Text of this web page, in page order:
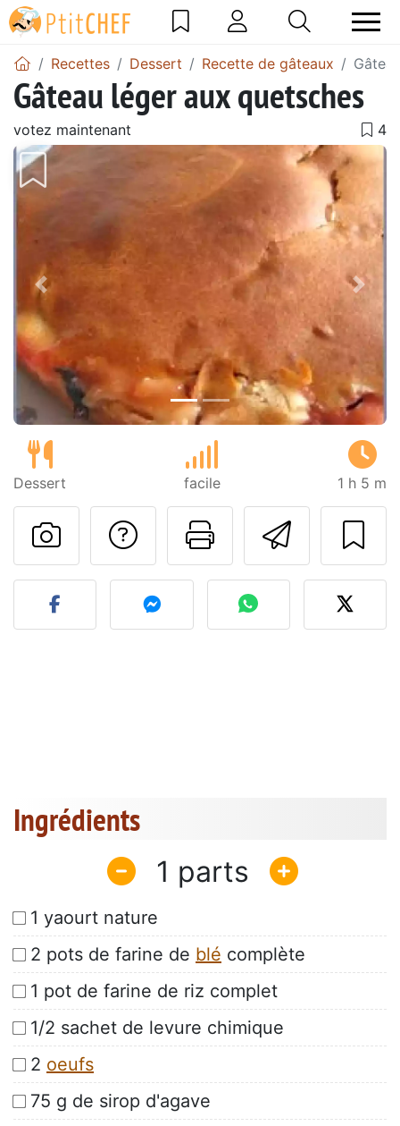
Recettes Dessert Recette de gâteaux
Gâteau léger aux quetsches
votez maintenant
Précédent
Dessert facile 1 h 5 m
Imprimer
Poser une
Publier votre photo de
Ingrédients
1
1 yaourt nature
2 pots de farine de blé complète
1 pot de farine de riz complet
1/2 sachet de levure chimique
2 oeufs
75 g de sirop d'agave